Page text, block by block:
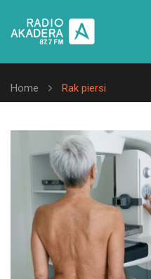
Home Rak piersi